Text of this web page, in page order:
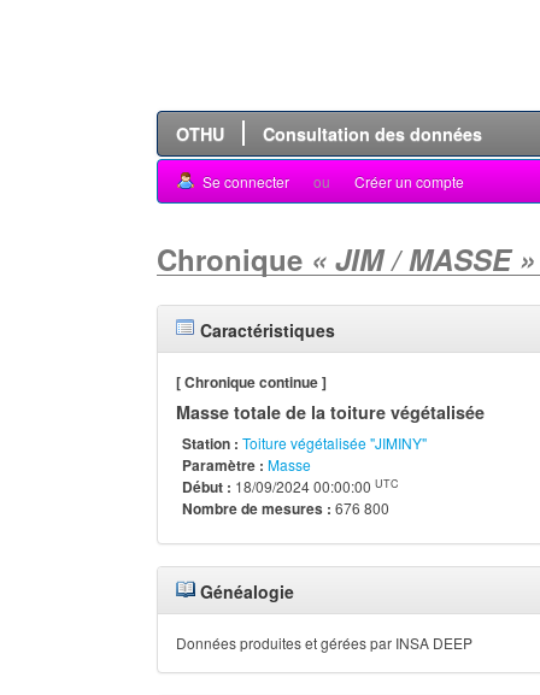
OTHU Consultation des données
Se connecter ou Créer un compte
Chronique « JIM / MASSE »
Caractéristiques
[ Chronique continue ]
Masse totale de la toiture végétalisée
Station : Toiture végétalisée "JIMINY"
Paramètre : Masse
Début : 18/09/2024 00:00:00 UTC
Nombre de mesures : 676 800
Généalogie
Données produites et gérées par INSA DEEP